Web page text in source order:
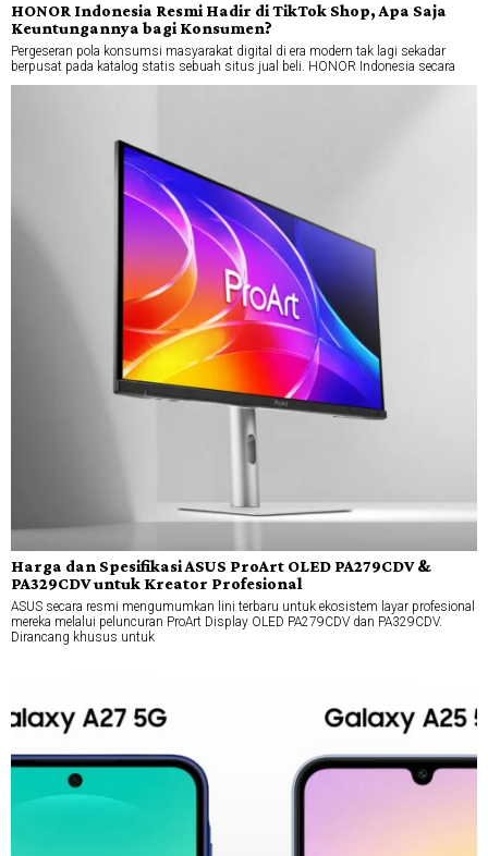
HONOR Indonesia Resmi Hadir di TikTok Shop, Apa Saja
Keuntungannya bagi Konsumen?
Pergeseran pola konsumsi masyarakat digital di era modern tak lagi sekadar
berpusat pada katalog statis sebuah situs jual beli. HONOR Indonesia secara
Harga dan Spesifikasi ASUS ProArt OLED PA279CDV &
PA329CDV untuk Kreator Profesional
ASUS secara resmi mengumumkan lini terbaru untuk ekosistem layar profesional
mereka melalui peluncuran ProArt Display OLED PA279CDV dan PA329CDV.
Dirancang khusus untuk